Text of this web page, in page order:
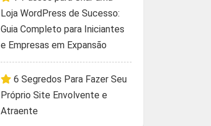
Loja WordPress de Sucesso:
Guia Completo para Iniciantes
e Empresas em Expansão
6 Segredos Para Fazer Seu
Próprio Site Envolvente e
Atraente